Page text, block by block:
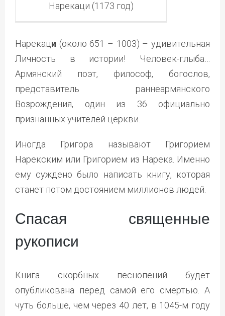
Нарекаци (1173 год)
Нарекаци (около 651 – 1003) – удивительная
Личность в истории! Человек-глыба…
Армянский поэт, философ, богослов,
представитель раннеармянского
Возрождения, один из 36 официально
признанных учителей церкви.
Иногда Григора называют Григорием
Нарекским или Григорием из Нарека. Именно
ему суждено было написать книгу, которая
станет потом достоянием миллионов людей.
Спасая священные
рукописи
Книга скорбных песнопений будет
опубликована перед самой его смертью. А
чуть больше, чем через 40 лет, в 1045-м году